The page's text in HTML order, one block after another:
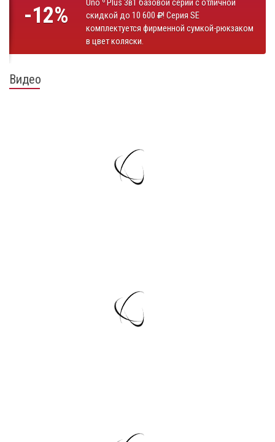
-12%
Uno
Plus 3в1 базовой серии с отличной
скидкой до 10 600
! Серия SE
комплектуется фирменной сумкой-рюкзаком
в цвет коляски.
Видео